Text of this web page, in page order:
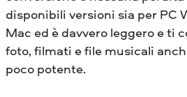
disponibili versioni sia per PC
Mac ed è davvero leggero e ti
foto, filmati e file musicali
poco potente.